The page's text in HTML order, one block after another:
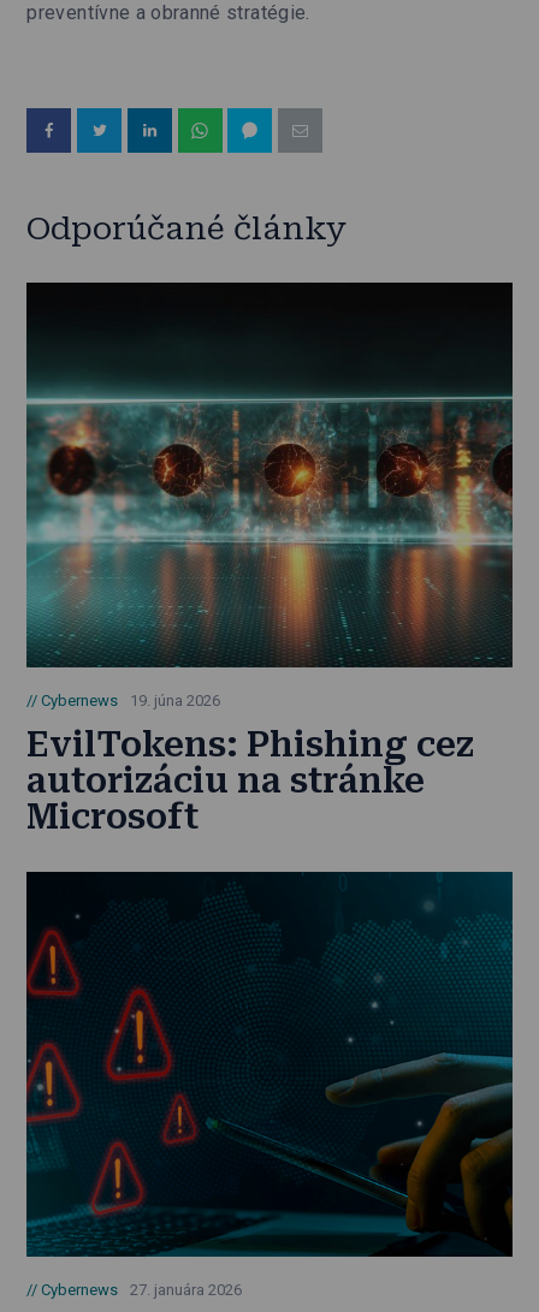
preventívne a obranné stratégie.
Odporúčané články
Cybernews 19. júna 2026
EvilTokens: Phishing cez
autorizáciu na stránke
Microsoft
Cybernews 27. januára 2026